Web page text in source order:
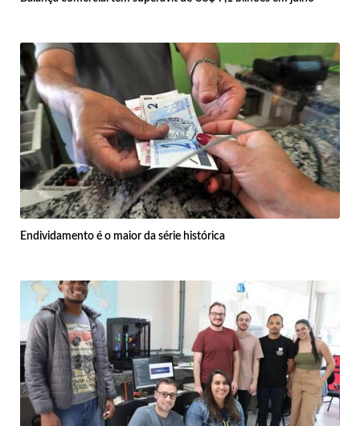
Endividamento é o maior da série histórica